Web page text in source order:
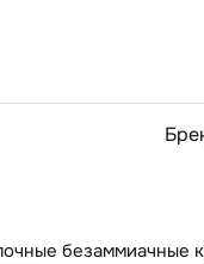
безаммиачные